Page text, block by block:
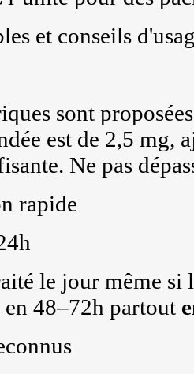
et conseils
sont
est de 2,5 mg,
Ne pas
rapide
le jour même si
48–72h partout